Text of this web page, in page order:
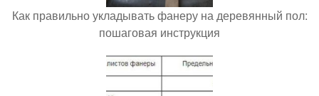
Как правильно укладывать фанеру на деревянный пол:
пошаговая инструкция